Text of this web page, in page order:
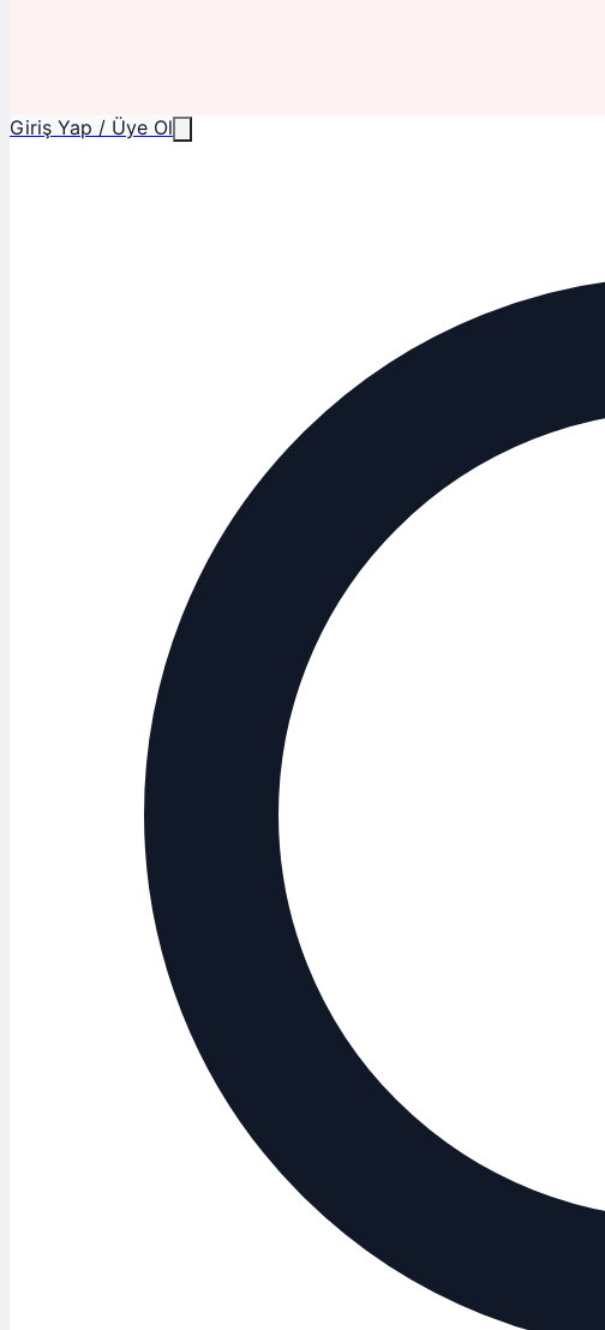
Giriş Yap / Üye Ol